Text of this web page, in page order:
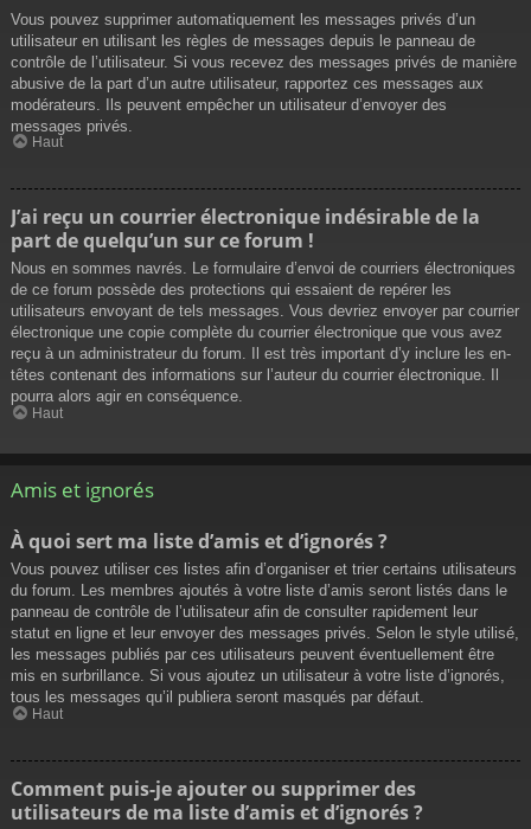
Vous pouvez supprimer automatiquement les messages privés d’un
utilisateur en utilisant les règles de messages depuis le panneau de
contrôle de l’utilisateur. Si vous recevez des messages privés de manière
abusive de la part d’un autre utilisateur, rapportez ces messages aux
modérateurs. Ils peuvent empêcher un utilisateur d’envoyer des
messages privés.
Haut
J’ai reçu un courrier électronique indésirable de la
part de quelqu’un sur ce forum !
Nous en sommes navrés. Le formulaire d’envoi de courriers électroniques
de ce forum possède des protections qui essaient de repérer les
utilisateurs envoyant de tels messages. Vous devriez envoyer par courrier
électronique une copie complète du courrier électronique que vous avez
reçu à un administrateur du forum. Il est très important d’y inclure les en-
têtes contenant des informations sur l’auteur du courrier électronique. Il
pourra alors agir en conséquence.
Haut
Amis et ignorés
À quoi sert ma liste d’amis et d’ignorés ?
Vous pouvez utiliser ces listes afin d’organiser et trier certains utilisateurs
du forum. Les membres ajoutés à votre liste d’amis seront listés dans le
panneau de contrôle de l’utilisateur afin de consulter rapidement leur
statut en ligne et leur envoyer des messages privés. Selon le style utilisé,
les messages publiés par ces utilisateurs peuvent éventuellement être
mis en surbrillance. Si vous ajoutez un utilisateur à votre liste d’ignorés,
tous les messages qu’il publiera seront masqués par défaut.
Haut
Comment puis-je ajouter ou supprimer des
utilisateurs de ma liste d’amis et d’ignorés ?